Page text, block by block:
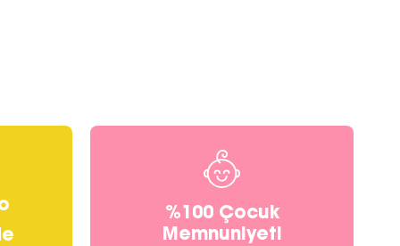
%100 Çocuk
Memnuniyeti